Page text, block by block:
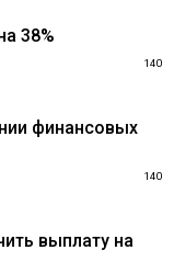
38%
140
финансовых
140
выплату на